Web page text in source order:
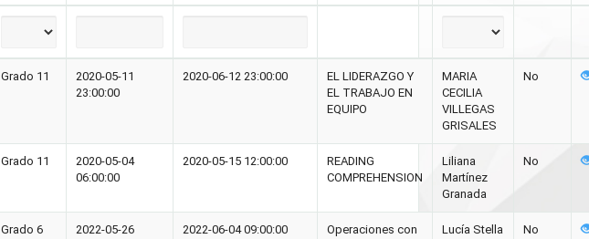
Grado 11
2020-05-11
23:00:00
2020-06-12 23:00:00
EL LIDERAZGO Y
EL TRABAJO EN
EQUIPO
MARIA
CECILIA
VILLEGAS
GRISALES
No
Grado 11
2020-05-04
06:00:00
2020-05-15 12:00:00
READING
COMPREHENSION
Liliana
Martínez
Granada
No
Grado 6
2022-05-26
2022-06-04 09:00:00
Operaciones con
Lucía Stella
No